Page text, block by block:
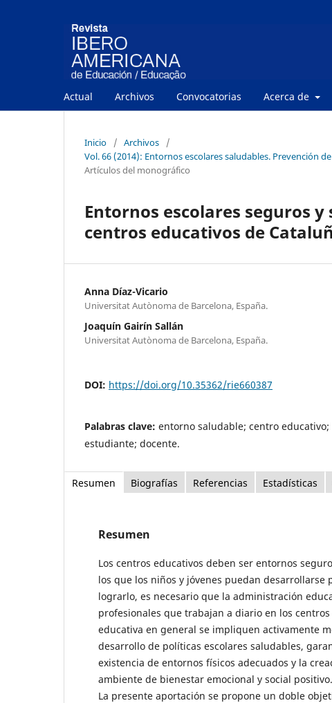
Actual Archivos Convocatorias Acerca de
Inicio / Archivos
/
Vol. 66 (2014): Entornos escolares saludables. Prevención
Artículos del monográfico
Entornos escolares seguros
centros educativos de
Anna Díaz-Vicario
Universitat Autònoma de Barcelona, España.
Joaquín Gairín Sallán
Universitat Autònoma de Barcelona, España.
DOI: https://doi.org/10.35362/rie660387
Palabras clave: entorno saludable; centro
estudiante; docente.
Resumen Biografías Referencias Estadísticas
Resumen
Los centros educativos deben ser entornos
los que los niños y jóvenes puedan desarrollarse
lograrlo, es necesario que la administración
profesionales que trabajan a diario en los
educativa en general se impliquen activamente
desarrollo de políticas escolares saludables,
existencia de entornos físicos adecuados y la
ambiente de bienestar emocional y social positivo.
La presente aportación se propone un doble